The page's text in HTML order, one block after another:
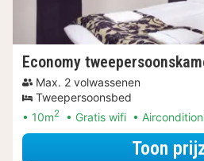
Economy
Max. 2 volwassenen
Tweepersoonsbed
10m2 Gratis wifi
Toon